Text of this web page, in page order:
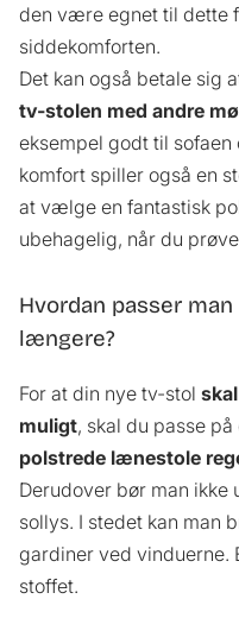
den være egnet til dette
siddekomforten.
Det kan også betale sig
tv-stolen med andre
eksempel godt til
komfort spiller også en
at vælge en fantastisk
ubehagelig, når du
Hvordan passer
længere?
For at din nye tv-stol
muligt, skal du passe
polstrede lænestole
Derudover bør man
sollys. I stedet kan man
gardiner ved
stoffet.